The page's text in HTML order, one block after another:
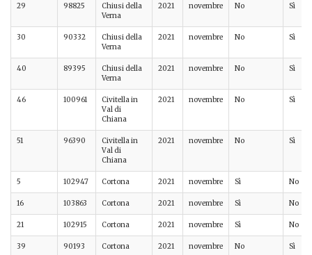
29 98825
Chiusi della
Verna
2021 novembre No Sì
30 90332
Chiusi della
Verna
2021 novembre No Sì
40 89395
Chiusi della
Verna
2021 novembre No Sì
46 100961
Civitella in
Val di
Chiana
2021 novembre No Sì
51 96390
Civitella in
Val di
Chiana
2021 novembre No Sì
5 102947 Cortona 2021 novembre Sì No
16 103863 Cortona 2021 novembre Sì No
21 102915 Cortona 2021 novembre Sì No
39 90193 Cortona 2021 novembre No Sì